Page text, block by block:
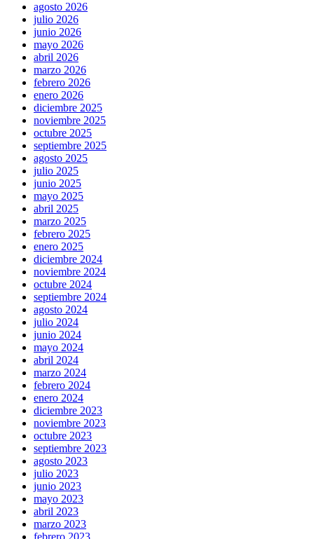
agosto 2026
julio 2026
junio 2026
mayo 2026
abril 2026
marzo 2026
febrero 2026
enero 2026
diciembre 2025
noviembre 2025
octubre 2025
septiembre 2025
agosto 2025
julio 2025
junio 2025
mayo 2025
abril 2025
marzo 2025
febrero 2025
enero 2025
diciembre 2024
noviembre 2024
octubre 2024
septiembre 2024
agosto 2024
julio 2024
junio 2024
mayo 2024
abril 2024
marzo 2024
febrero 2024
enero 2024
diciembre 2023
noviembre 2023
octubre 2023
septiembre 2023
agosto 2023
julio 2023
junio 2023
mayo 2023
abril 2023
marzo 2023